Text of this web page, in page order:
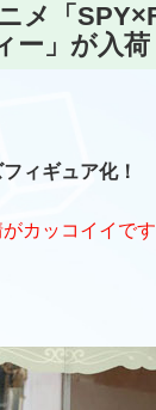
メ「
ー」が入荷
ィギュア化！
カッコイイです